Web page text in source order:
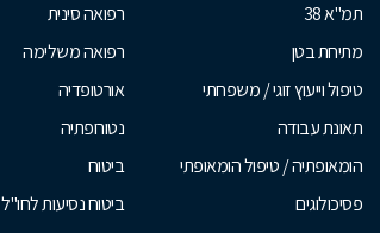
תמ"א 38
מתיחת בטן
טיפול וייעוץ זוגי / משפחתי
תאונת עבודה
הומאופתיה / טיפול הומאופתי
פסיכולוגים
רפואה סינית
רפואה משלימה
אורטופדיה
נטורופתיה
ביטוח
ביטוח נסיעות לחו"ל